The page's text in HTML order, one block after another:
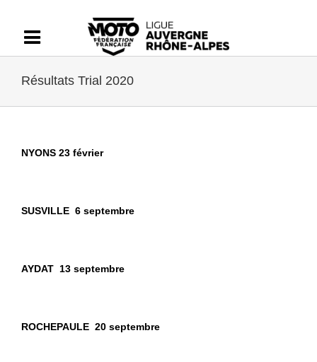
contenu
Résultats Trial 2020
NYONS 23 février
SUSVILLE 6 septembre
AYDAT 13 septembre
ROCHEPAULE 20 septembre